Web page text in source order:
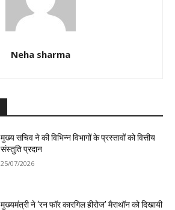
Neha sharma
मुख्य सचिव ने की विभिन्न विभागों के प्रस्तावों को वित्तीय
संस्तुति प्रदान
25/07/2026
मुख्यमंत्री ने ‘रन फॉर कारगिल हीरोज’ मैराथॉन को दिखायी